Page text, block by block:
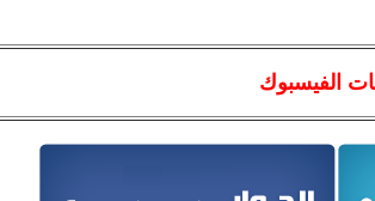
الفيسبوك